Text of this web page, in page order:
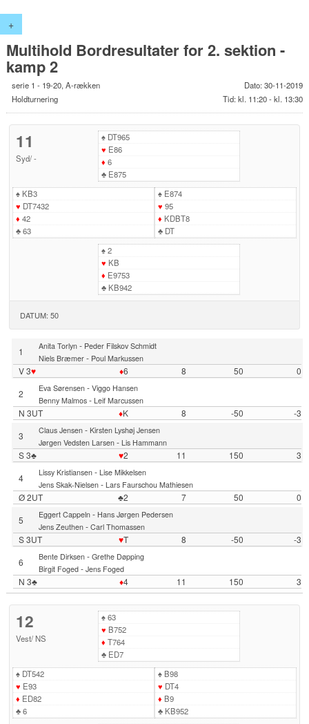
+
Multihold Bordresultater for 2. sektion -
kamp 2
serie 1 - 19-20, A-rækken
Holdturnering
Dato: 30-11-2019
Tid: kl. 11:20 - kl. 13:30
11
Syd/-
♠DT965
♥ E86
♦ 6
♣E875
♠KB3
♥ DT7432
♦ 42
♣63
♠E874
♥ 95
♦ KDBT8
♣DT
♠2
♥ KB
♦ E9753
♣KB942
DATUM: 50
1 Anita Torlyn- Peder Filskov Schmidt
Niels Bræmer- Poul Markussen
V 3♥ ♦6 8 50
0
2
Eva Sørensen- Viggo Hansen
Benny Malmos- Leif Marcussen
N 3UT ♦K 8 -50
-3
3
Claus Jensen- Kirsten Lyshøj Jensen
Jørgen Vedsten Larsen- Lis Hammann
S 3♣ ♥2 11 150
3
4
Lissy Kristiansen- Lise Mikkelsen
Jens Skak-Nielsen- Lars Faurschou Mathiesen
Ø 2UT ♣2 7 50
0
5
Eggert Cappeln- Hans Jørgen Pedersen
Jens Zeuthen- Carl Thomassen
S 3UT ♥T 8 -50
-3
6
Bente Dirksen- Grethe Døpping
Birgit Foged- Jens Foged
N 3♣ ♦4 11 150 3
12
Vest/ NS
♠63
♥ B752
♦ T764
♣ED7
♠DT542
♥ E93
♦ ED82
♣6
♠B98
♥ DT4
♦ B9
♣KB952